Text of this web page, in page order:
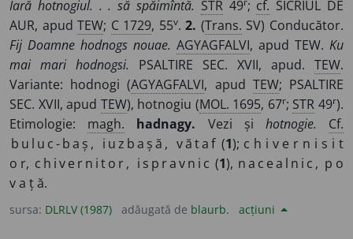
Iară hotnogiul. . . să spăimîntă. STR49 ; cf. SICRIUL DE
AUR, apudTEW; C 1729, 55v.2. (Trans. SV) Conducător.
Fij Doamne hodnogs nouae. AGYAGFALVI, apud TEW. Ku
mai mari hodnogsi. PSALTIRE SEC. XVII, apud. TEW.
Variante: hodnogi (AGYAGFALVI, apud TEW; PSALTIRE
SEC. XVII, apud TEW), hotnogiu (MOL. 1695, 67r; STR 49r).
Etimologie: magh. hadnagy. Vezi și hotnogie.
Cf.
buluc-baș, iuzbașă, vătaf (1); c h i v e r n i s i t
o r, chivernitor, ispravnic (1), nacealnic, p o
v a ț ă.
sursa: DLRLV (1987) adăugată de blaurb. acțiuni